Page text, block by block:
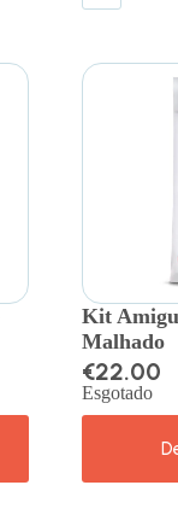
Kit
Malhado
€22.00
Esgotado